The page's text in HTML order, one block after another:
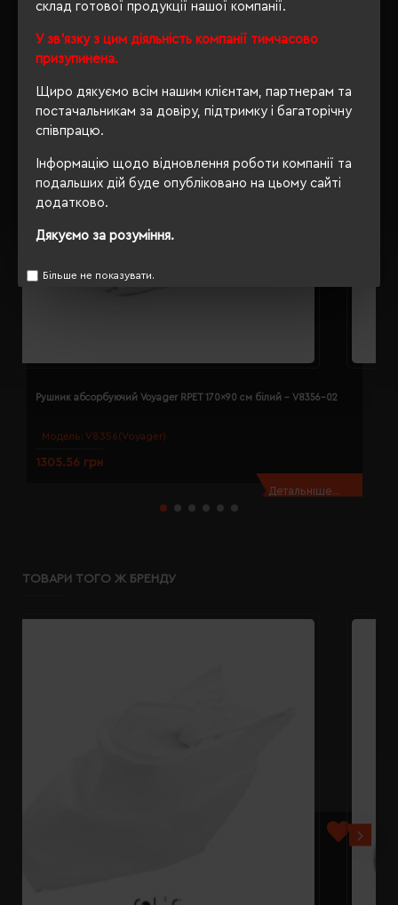
склад готової продукції нашої компанії.
У зв'язку з цим діяльність компанії тимчасово
призупинена.
Щиро дякуємо всім нашим клієнтам, партнерам та
постачальникам за довіру, підтримку і багаторічну
співпрацю.
Інформацію щодо відновлення роботи компанії та
подальших дій буде опубліковано на цьому сайті
додатково.
Дякуємо за розуміння.
Більше не показувати.
РЕКОМЕНДУЄМО
Модель: V8356(Voyager)
Рушник абсорбуючий Voyager RPET 170x90 см білий - V8356-02
1305.56 грн
Детальніше...
ТОВАРИ ТОГО Ж БРЕНДУ